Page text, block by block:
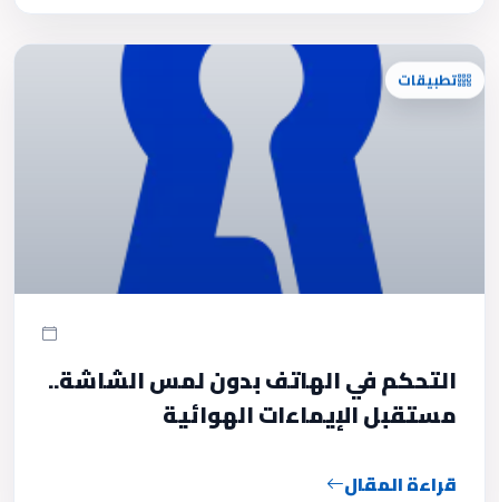
تطبيقات
التحكم في الهاتف بدون لمس الشاشة..
مستقبل الإيماءات الهوائية
قراءة المقال